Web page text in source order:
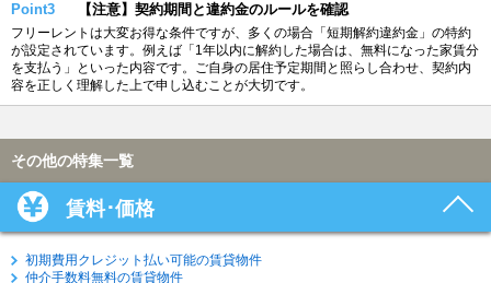
Point3 【注意】契約期間と違約金のルールを確認
フリーレントは大変お得な条件ですが、多くの場合「短期解約違約金」の特約
が設定されています。例えば「1年以内に解約した場合は、無料になった家賃分
を支払う」といった内容です。ご自身の居住予定期間と照らし合わせ、契約内
容を正しく理解した上で申し込むことが大切です。
その他の特集一覧
賃料･価格
初期費用クレジット払い可能の賃貸物件
仲介手数料無料の賃貸物件